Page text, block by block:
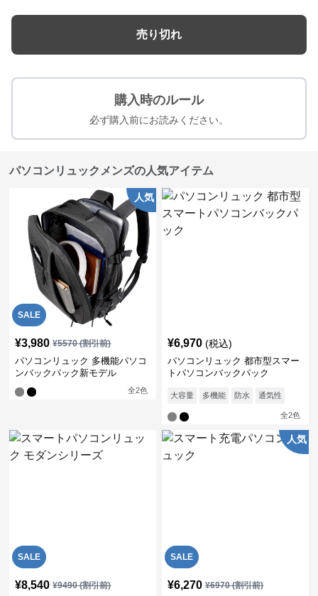
売り切れ
購入時のルール
必ず購入前にお読みください。
パソコンリュックメンズの人気アイテム
SALE
人気
¥3,980 ¥5570(割引前)
パソコンリュック 多機能パソコ
ンバックパック新モデル
全2色
¥6,970 (税込)
パソコンリュック 都市型スマー
トパソコンバックパック
大容量 多機能 防水 通気性
全2色
SALE
¥8,540 ¥9490(割引前)
SALE
人気
¥6,270 ¥6970(割引前)